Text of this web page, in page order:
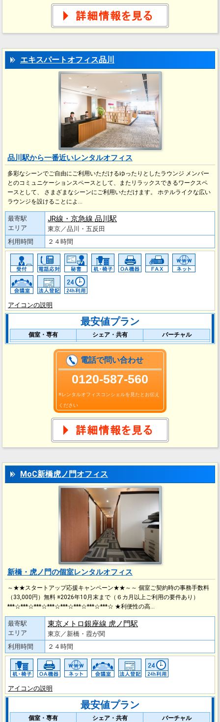
エキスパートオフィス品川
品川駅から一番近いレンタルオフィス
多彩なシーンでご自由にご利用いただけるゆったりとしたラウンジ メンバー
とのコミュニケーションスペースとして、またリラックスできるワークスペ
ースとして、 さまざまなシーンにご利用いただけます。 ホテルライクな広い
ラウンジを設けることによ…
最寄駅
エリア
JR線・京急線 品川駅
東京／品川・五反田
利用時間
２４時間
アイコンの説明
最安値プラン
個室・専有 シェア・共有 バーチャル
電話で問い合わせ
0120-587-560
※レンタルオフィスコンシェルを見たとお伝え
ください
MoC新橋虎ノ門オフィス
新橋・虎ノ門の個室レンタルオフィス
～★★スタートアップ応援キャンペーン★★～～ 個室ご契約時の事務手数料
（33,000円）無料 ※2026年10月末まで（６カ月以上ご利用の要件あり）
***☆***☆***☆***☆***☆***☆***☆***☆ ★利便性の高…
最寄駅
エリア
東京メトロ銀座線 虎ノ門駅
東京／新橋・霞が関
利用時間
２４時間
アイコンの説明
最安値プラン
個室・専有 シェア・共有 バーチャル